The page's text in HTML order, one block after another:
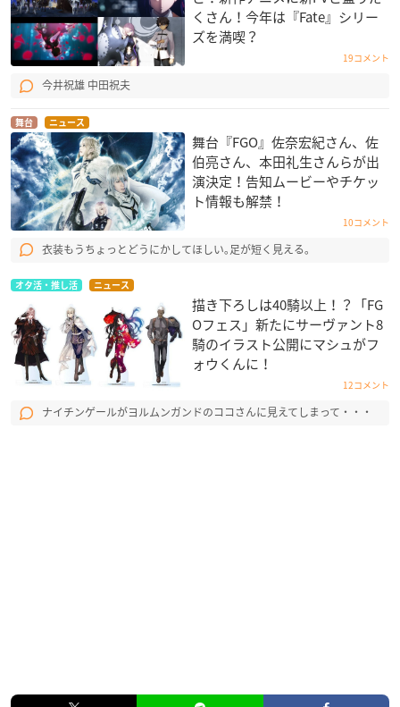
くさん！今年は『Fate』シリー
ズを満喫？
19コメント
今井祝雄 中田祝夫
舞台 ニュース
舞台『FGO』佐奈宏紀さん、佐
伯亮さん、本田礼生さんらが出
演決定！告知ムービーやチケッ
ト情報も解禁！
10コメント
衣装もうちょっとどうにかしてほしい｡足が短く見える｡
オタ活・推し活 ニュース
描き下ろしは40騎以上！？「FG
Oフェス」新たにサーヴァント8
騎のイラスト公開にマシュがフ
ォウくんに！
12コメント
ナイチンゲールがヨルムンガンドのココさんに見えてしまって・・・